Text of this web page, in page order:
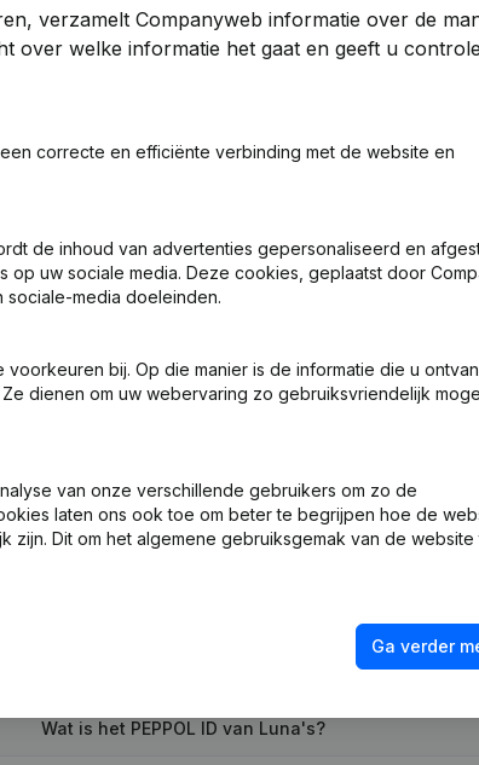
€4.647 > 1000%
Wat is het PEPPOL ID van Luna's?
verzamelt Companyweb informatie over de
over welke informatie het gaat en geeft u
correcte en efficiënte verbinding met de website en
de inhoud van advertenties gepersonaliseerd en
op uw sociale media. Deze cookies, geplaatst door
media doeleinden.
bij. Op die manier is de informatie die u
dienen om uw webervaring zo gebruiksvriendelijk
van onze verschillende gebruikers om zo de
laten ons ook toe om beter te begrijpen hoe de
Dit om het algemene gebruiksgemak van de website
Ga verder